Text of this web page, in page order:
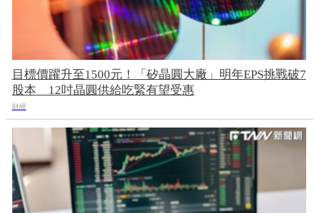
目標價躍升至1500元！「矽晶圓大廠」明年EPS挑戰破7
股本 12吋晶圓供給吃緊有望受惠
財經